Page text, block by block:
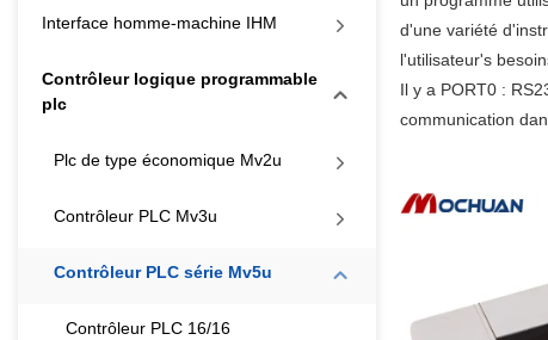
Interface homme-machine IHM
Contrôleur logique programmable
plc
Plc de type économique Mv2u
Contrôleur PLC Mv3u
Contrôleur PLC série Mv5u
Contrôleur PLC 16/16
d'une variété
l'utilisateur's
Il y a PORT0 :
communication